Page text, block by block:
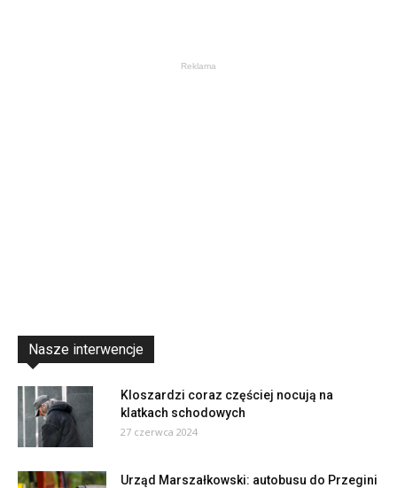
Reklama
Nasze interwencje
Kloszardzi coraz częściej nocują na
klatkach schodowych
27 czerwca 2024
Urząd Marszałkowski: autobusu do Przegini